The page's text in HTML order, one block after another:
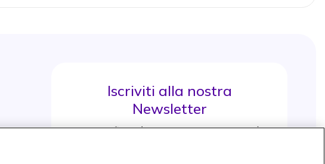
Iscriviti alla nostra
Newsletter
e approfitta di maggiori sconti e novità